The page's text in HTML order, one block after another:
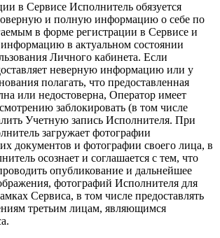
в Сервисе Исполнитель обязуется
и полную информацию о себе по
в форме регистрации в Сервисе и
в актуальном состоянии
Личного кабинета. Если
неверную информацию или у
полагать, что предоставленная
или недостоверна, Оператор имеет
заблокировать (в том числе
Учетную запись Исполнителя. При
загружает фотографии
документов и фотографии своего лица, в
осознает и соглашается с тем, что
опубликование и дальнейшее
фотографий Исполнителя для
Сервиса, в том числе предоставлять
третьим лицам, являющимся